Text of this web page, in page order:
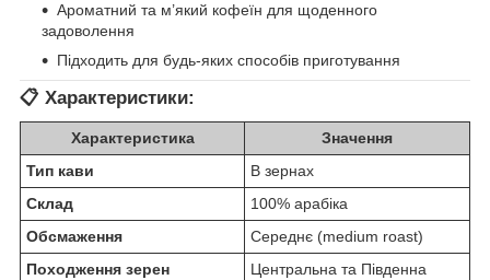
Ароматний та м’який кофеїн для щоденного
задоволення
Підходить для будь-яких способів приготування
📋 Характеристики:
Характеристика
Значення
Тип кави
В зернах
Склад
100% арабіка
Обсмаження
Середнє (medium roast)
Походження зерен
Центральна та Південна